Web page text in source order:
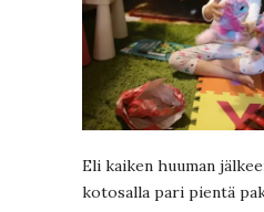
Eli kaiken huuman
kotosalla pari pientä